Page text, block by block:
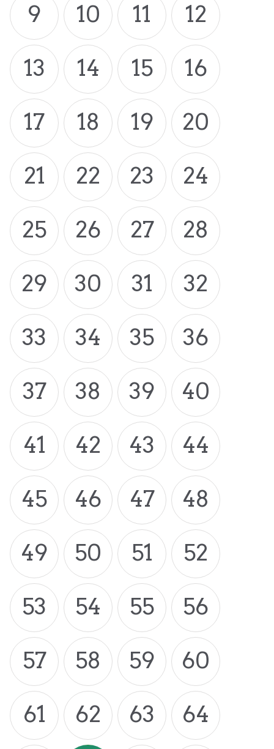
9
10 11
12
13
14 15
16
17
18 19
20
21
22 23
24
25
26 27
28
29
30 31
32
33
34 35
36
37
38 39
40
41
42 43
44
45
46 47
48
49
50 51
52
53
54 55
56
57
58 59
60
61
62 63 64